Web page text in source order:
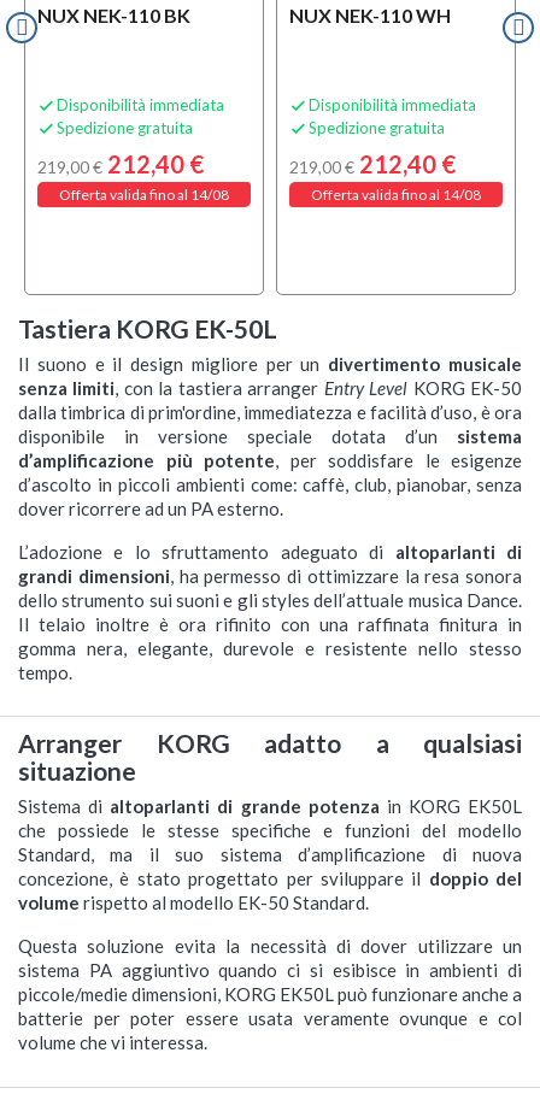
NUX NEK-110 BK
 Disponibilità immediata
 Spedizione gratuita
219,00 € 212,40 €
Offerta valida fino al 14/08
NUX NEK-110 WH
 Disponibilità immediata
 Spedizione gratuita
219,00 € 212,40 €
Offerta valida fino al 14/08
Tastiera KORG EK-50L
Il suono e il design migliore per un divertimento musicale
senza limiti, con la tastiera arranger Entry Level KORG EK-50
dalla timbrica di prim'ordine, immediatezza e facilità d’uso, è ora
disponibile in versione speciale dotata d’un sistema
d’amplificazione più potente, per soddisfare le esigenze
d’ascolto in piccoli ambienti come: caffè, club, pianobar, senza
dover ricorrere ad un PA esterno.
L’adozione e lo sfruttamento adeguato di altoparlanti di
grandi dimensioni, ha permesso di ottimizzare la resa sonora
dello strumento sui suoni e gli styles dell’attuale musica Dance.
Il telaio inoltre è ora rifinito con una raffinata finitura in
gomma nera, elegante, durevole e resistente nello stesso
tempo.
Arranger KORG adatto a qualsiasi
situazione
Sistema di altoparlanti di grande potenza in KORG EK50L
che possiede le stesse specifiche e funzioni del modello
Standard, ma il suo sistema d’amplificazione di nuova
concezione, è stato progettato per sviluppare il doppio del
volume rispetto al modello EK-50 Standard.
Questa soluzione evita la necessità di dover utilizzare un
sistema PA aggiuntivo quando ci si esibisce in ambienti di
piccole/medie dimensioni, KORG EK50L può funzionare anche a
batterie per poter essere usata veramente ovunque e col
volume che vi interessa.